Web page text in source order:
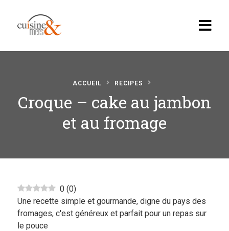
Accueil
Recettes
Desserts
Diabete
ACCUEIL RECIPES
Croque – cake au jambon
et au fromage
0 (0)
Une recette simple et gourmande, digne du pays des
fromages, c'est généreux et parfait pour un repas sur
le pouce